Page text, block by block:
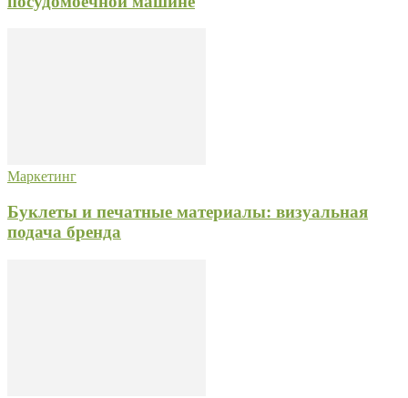
Маркетинг
Буклеты и печатные материалы: визуальная
подача бренда